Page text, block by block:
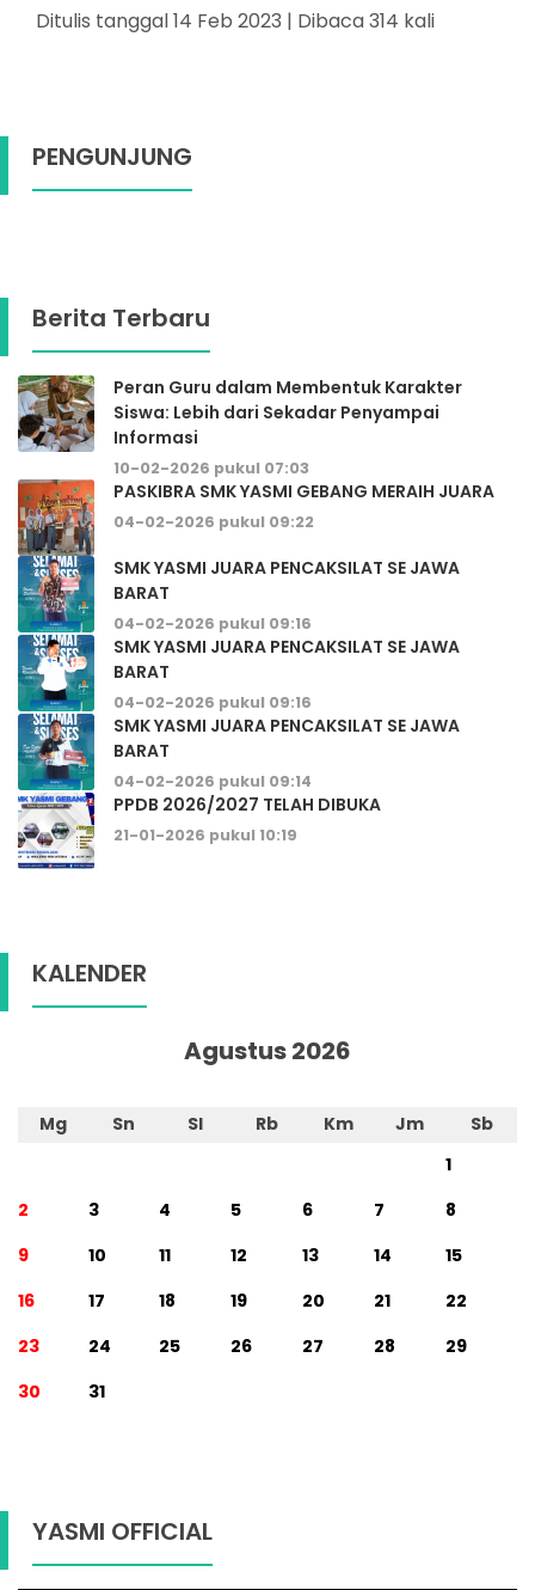
Ditulis tanggal 14 Feb 2023 | Dibaca 314 kali
PENGUNJUNG
Berita Terbaru
Peran Guru dalam Membentuk Karakter
Siswa: Lebih dari Sekadar Penyampai
Informasi
10-02-2026 pukul 07:03
PASKIBRA SMK YASMI GEBANG MERAIH JUARA
04-02-2026 pukul 09:22
SMK YASMI JUARA PENCAKSILAT SE JAWA
BARAT
04-02-2026 pukul 09:16
SMK YASMI JUARA PENCAKSILAT SE JAWA
BARAT
04-02-2026 pukul 09:16
SMK YASMI JUARA PENCAKSILAT SE JAWA
BARAT
04-02-2026 pukul 09:14
PPDB 2026/2027 TELAH DIBUKA
21-01-2026 pukul 10:19
KALENDER
Agustus 2026
Mg Sn Sl Rb Km Jm
Sb
1
2
3 4 5 6 7
8
9
10 11 12 13 14
15
16
17 18 19 20 21
22
23
24 25 26 27 28
29
30
31
YASMI OFFICIAL